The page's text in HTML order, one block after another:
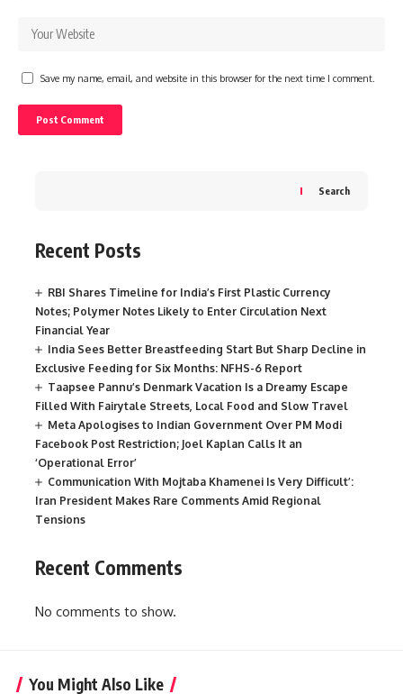
Save my name, email, and website in this browser for the next time I comment.
Search
Recent Posts
RBI Shares Timeline for India’s First Plastic Currency
Notes; Polymer Notes Likely to Enter Circulation Next
Financial Year
India Sees Better Breastfeeding Start But Sharp Decline in
Exclusive Feeding for Six Months: NFHS-6 Report
Taapsee Pannu’s Denmark Vacation Is a Dreamy Escape
Filled With Fairytale Streets, Local Food and Slow Travel
Meta Apologises to Indian Government Over PM Modi
Facebook Post Restriction; Joel Kaplan Calls It an
‘Operational Error’
Communication With Mojtaba Khamenei Is Very Difficult’:
Iran President Makes Rare Comments Amid Regional
Tensions
Recent Comments
No comments to show.
You Might Also Like